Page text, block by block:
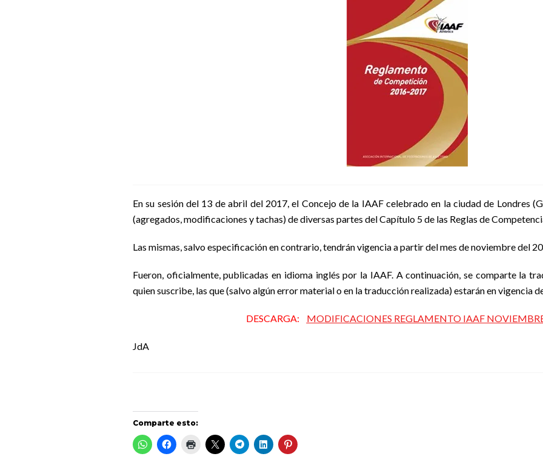
En su sesión del 13 de abril del 2017, el Concejo de la IAAF celebrado en la ciudad de Londres
(agregados, modificaciones y tachas) de diversas partes del Capítulo 5 de las Reglas de
Las mismas, salvo especificación en contrario, tendrán vigencia a partir del mes de noviembre del
Fueron, oficialmente, publicadas en idioma inglés por la IAAF. A continuación, se comparte la
quien suscribe, las que (salvo algún error material o en la traducción realizada) estarán en vigencia
DESCARGA: MODIFICACIONES REGLAMENTO IAAF
JdA
Comparte esto: